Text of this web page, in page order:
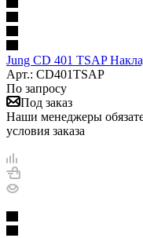
Jung CD 401 TSAP
Арт.: CD401TSAP
По запросу
Под заказ
Наши менеджеры
условия заказа